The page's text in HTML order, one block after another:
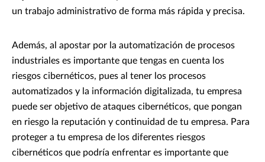
un trabajo administrativo de forma más rápida y precisa.
Además, al apostar por la automatización de procesos
industriales es importante que tengas en cuenta los
riesgos cibernéticos, pues al tener los procesos
automatizados y la información digitalizada, tu empresa
puede ser objetivo de ataques cibernéticos, que pongan
en riesgo la reputación y continuidad de tu empresa. Para
proteger a tu empresa de los diferentes riesgos
cibernéticos que podría enfrentar es importante que